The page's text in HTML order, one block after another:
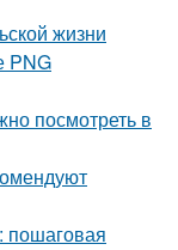
жизни
PNG
посмотреть в
пошаговая